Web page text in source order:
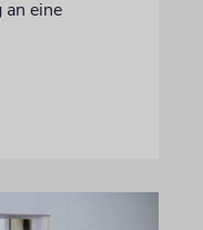
eine